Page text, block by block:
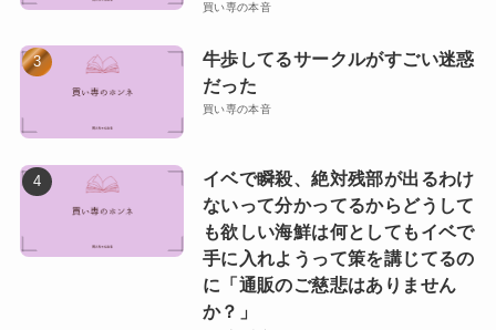
買い専の本音
牛歩してるサークルがすごい迷惑
だった
買い専の本音
イベで瞬殺、絶対残部が出るわけ
ないって分かってるからどうして
も欲しい海鮮は何としてもイベで
手に入れようって策を講じてるの
に「通販のご慈悲はありません
か？」